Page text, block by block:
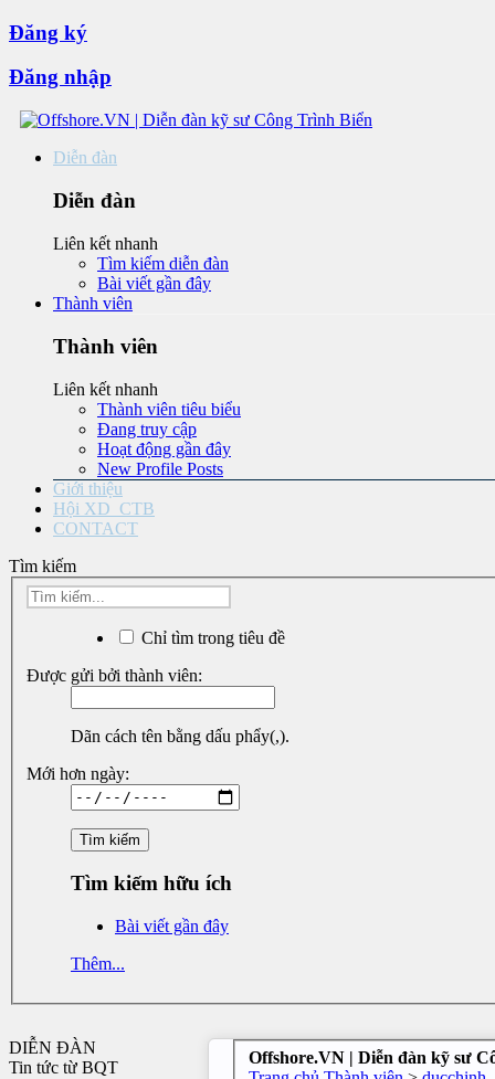
Đăng ký
Đăng nhập
Diễn đàn
Diễn đàn
Liên kết nhanh
Tìm kiếm diễn đàn
Bài viết gần đây
Thành viên
Thành viên
Liên kết nhanh
Thành viên tiêu biểu
Đang truy cập
Hoạt động gần đây
New Profile Posts
Giới thiệu
Hội XD_CTB
CONTACT
Tìm kiếm
Chỉ tìm trong tiêu đề
Được gửi bởi thành viên:
Dãn cách tên bằng dấu phẩy(,).
Mới hơn ngày:
Tìm kiếm hữu ích
Bài viết gần đây
Thêm...
DIỄN ĐÀN
Tin tức từ BQT
Offshore.VN | Diễn đàn kỹ sư